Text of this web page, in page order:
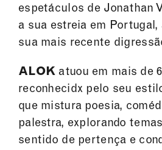
espetáculos de Jonathan
a sua estreia em
sua mais recente
ALOK atuou em mais de
reconhecidx pelo seu
que mistura poesia,
palestra, explorando
sentido de pertença e